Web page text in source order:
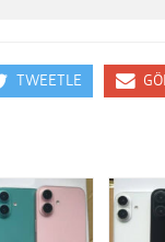
TWEETLE